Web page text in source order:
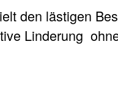
den lästigen
Linderung 